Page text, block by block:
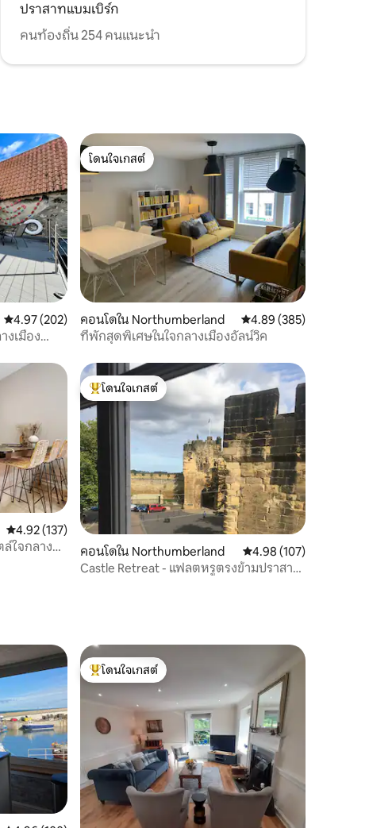
ปราสาทแบมเบิร์ก
คนท้องถิ่น 254 คนแนะนำ
คะแนนเฉลี่ย 4.97 จาก 5, 202 รีวิว
4.97 (202)
งเมือง
โดนใจเกสต์
โดนใจเกสต์
คอนโดใน Northumberland คะแนนเฉลี่ย 4.89 จาก 5,
4.89 (385)
ที่พักสุดพิเศษในใจกลางเมืองอัลน์วิค
คะแนนเฉลี่ย 4.92 จาก 5, 137 รีวิว
4.92 (137)
ใจกลาง
โดนใจเกสต์ที่สุด
โดนใจเกสต์
คอนโดใน Northumberland คะแนนเฉลี่ย 4.98 จาก
4.98 (107)
Castle Retreat - แฟลตหรูตรงข้ามปราสาท
โดนใจเกสต์ที่สุด
โดนใจเกสต์